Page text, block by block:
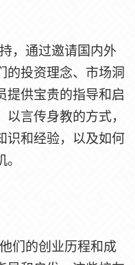
，通过邀请国内外
的投资理念、市场洞
提供宝贵的指导和启
言传身教的方式，
识和经验，以及如何
们的创业历程和成